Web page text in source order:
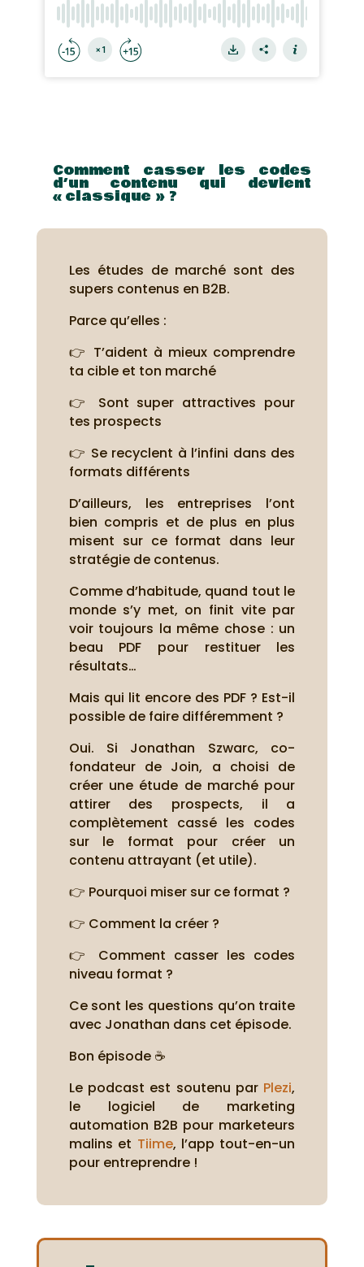
Comment casser les codes
d’un contenu qui devient
« classique » ?
Les études de marché sont des
supers contenus en B2B.
Parce qu’elles :
👉 T’aident à mieux comprendre
ta cible et ton marché
👉 Sont super attractives pour
tes prospects
👉 Se recyclent à l’infini dans des
formats différents
D’ailleurs, les entreprises l’ont
bien compris et de plus en plus
misent sur ce format dans leur
stratégie de contenus.
Comme d’habitude, quand tout le
monde s’y met, on finit vite par
voir toujours la même chose : un
beau PDF pour restituer les
résultats…
Mais qui lit encore des PDF ? Est-il
possible de faire différemment ?
Oui. Si Jonathan Szwarc, co-
fondateur de Join, a choisi de
créer une étude de marché pour
attirer des prospects, il a
complètement cassé les codes
sur le format pour créer un
contenu attrayant (et utile).
👉 Pourquoi miser sur ce format ?
👉 Comment la créer ?
👉 Comment casser les codes
niveau format ?
Ce sont les questions qu’on traite
avec Jonathan dans cet épisode.
Bon épisode ☕
Le podcast est soutenu par Plezi,
le logiciel de marketing
automation B2B pour marketeurs
malins et Tiime, l’app tout-en-un
pour entreprendre !